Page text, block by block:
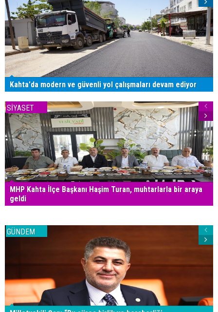
Kahta'da modern ve güvenli yol çalışmaları devam ediyor
SİYASET
MHP Kahta İlçe Başkanı Haşim Turan, muhtarlarla bir araya
geldi
GÜNDEM